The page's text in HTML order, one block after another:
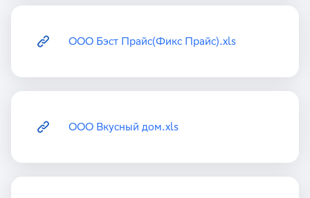
ООО Бэст Прайс(Фикс Прайс).xls
ООО Вкусный дом.xls